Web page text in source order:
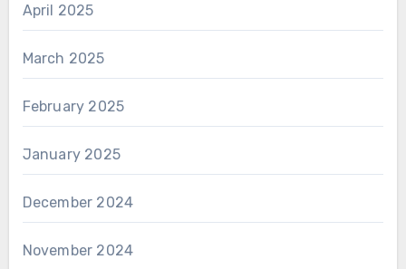
April 2025
March 2025
February 2025
January 2025
December 2024
November 2024